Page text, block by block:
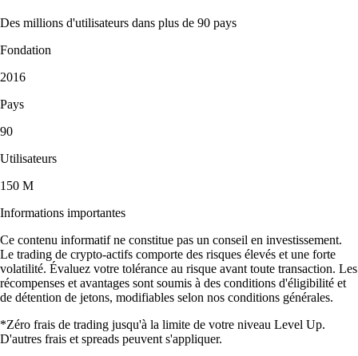
Des millions d'utilisateurs dans plus de 90 pays
Fondation
2016
Pays
90
Utilisateurs
150 M
Informations importantes
Ce contenu informatif ne constitue pas un conseil en investissement.
Le trading de crypto-actifs comporte des risques élevés et une forte
volatilité. Évaluez votre tolérance au risque avant toute transaction. Les
récompenses et avantages sont soumis à des conditions d'éligibilité et
de détention de jetons, modifiables selon nos conditions générales.
*Zéro frais de trading jusqu'à la limite de votre niveau Level Up.
D'autres frais et spreads peuvent s'appliquer.